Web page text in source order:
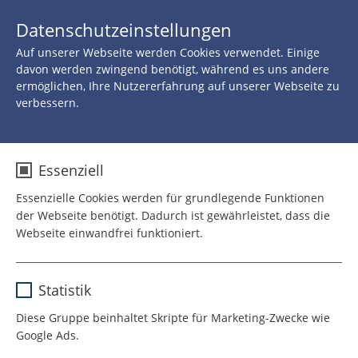
Datenschutzeinstellungen
Auf unserer Webseite werden Cookies verwendet. Einige
davon werden zwingend benötigt, während es uns andere
ermöglichen, Ihre Nutzererfahrung auf unserer Webseite zu
verbessern.
Essenziell
Essenzielle Cookies werden für grundlegende Funktionen
der Webseite benötigt. Dadurch ist gewährleistet, dass die
Webseite einwandfrei funktioniert.
Laufzeit
Statistik
Diese Gruppe beinhaltet Skripte für Marketing-Zwecke wie
Google Ads.